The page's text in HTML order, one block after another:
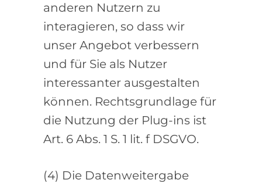
anderen Nutzern zu
interagieren, so dass wir
unser Angebot verbessern
und für Sie als Nutzer
interessanter ausgestalten
können. Rechtsgrundlage für
die Nutzung der Plug-ins ist
Art. 6 Abs. 1 S. 1 lit. f DSGVO.
(4) Die Datenweitergabe